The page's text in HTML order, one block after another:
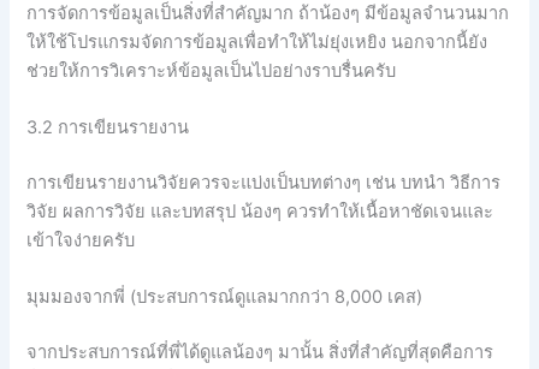
การจัดการข้อมูลเป็นสิ่งที่สำคัญมาก ถ้าน้องๆ มีข้อมูลจำนวนมาก
ให้ใช้โปรแกรมจัดการข้อมูลเพื่อทำให้ไม่ยุ่งเหยิง นอกจากนี้ยัง
ช่วยให้การวิเคราะห์ข้อมูลเป็นไปอย่างราบรื่นครับ
3.2 การเขียนรายงาน
การเขียนรายงานวิจัยควรจะแบ่งเป็นบทต่างๆ เช่น บทนำ วิธีการ
วิจัย ผลการวิจัย และบทสรุป น้องๆ ควรทำให้เนื้อหาชัดเจนและ
เข้าใจง่ายครับ
มุมมองจากพี่ (ประสบการณ์ดูแลมากกว่า 8,000 เคส)
จากประสบการณ์ที่พี่ได้ดูแลน้องๆ มานั้น สิ่งที่สำคัญที่สุดคือการ